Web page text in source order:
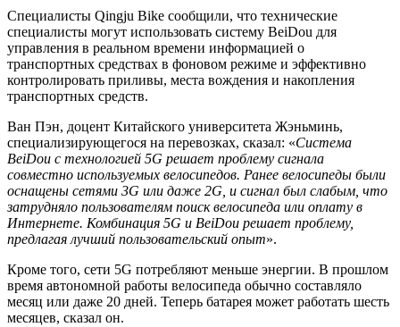
Специалисты Qingju Bike сообщили, что технические
специалисты могут использовать систему BeiDou для
управления в реальном времени информацией о
транспортных средствах в фоновом режиме и эффективно
контролировать приливы, места вождения и накопления
транспортных средств.
Ван Пэн, доцент Китайского университета Жэньминь,
специализирующегося на перевозках, сказал: «Система
BeiDou с технологией 5G решает проблему сигнала
совместно используемых велосипедов. Ранее велосипеды были
оснащены сетями 3G или даже 2G, и сигнал был слабым, что
затрудняло пользователям поиск велосипеда или оплату в
Интернете. Комбинация 5G и BeiDou решает проблему,
предлагая лучший пользовательский опыт».
Кроме того, сети 5G потребляют меньше энергии. В прошлом
время автономной работы велосипеда обычно составляло
месяц или даже 20 дней. Теперь батарея может работать шесть
месяцев, сказал он.